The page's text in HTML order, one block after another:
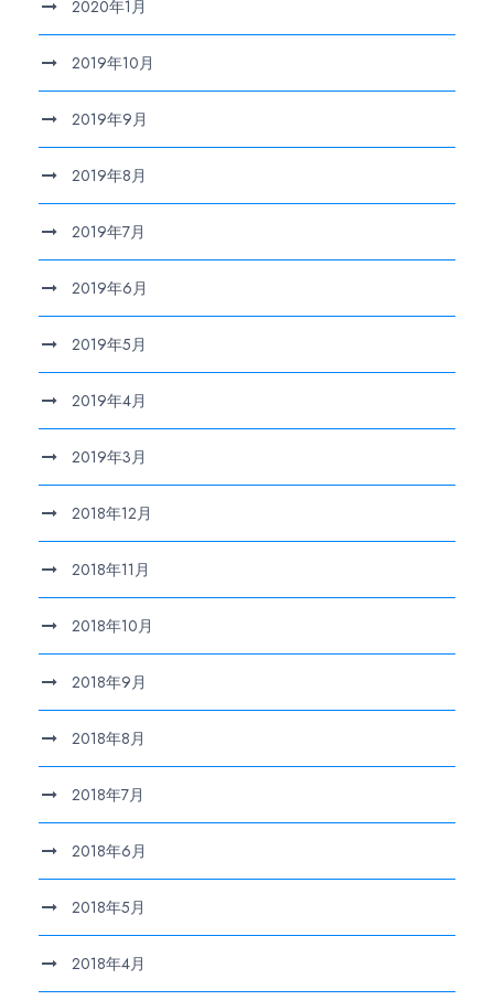
2020年1月
2019年10月
2019年9月
2019年8月
2019年7月
2019年6月
2019年5月
2019年4月
2019年3月
2018年12月
2018年11月
2018年10月
2018年9月
2018年8月
2018年7月
2018年6月
2018年5月
2018年4月